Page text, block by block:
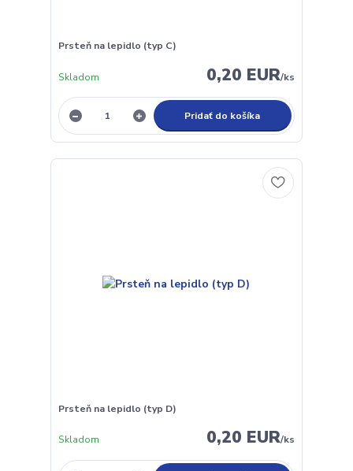
Prsteň na lepidlo (typ C)
0,20 EUR/ks
Skladom
Pridať do košíka
Prsteň na lepidlo (typ D)
0,20 EUR/ks
Skladom